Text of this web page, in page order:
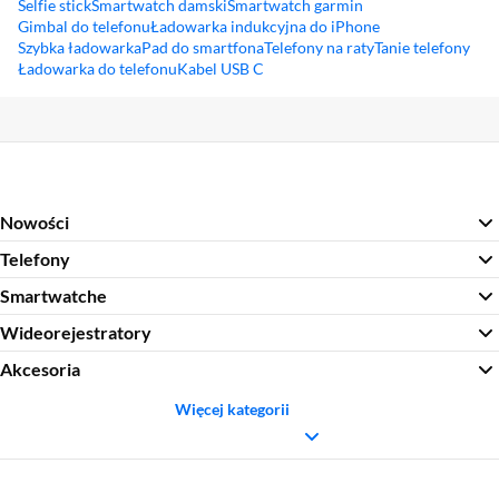
Selfie stickSmartwatch damskiSmartwatch garmin
Gimbal do telefonuŁadowarka indukcyjna do iPhone
Szybka ładowarkaPad do smartfonaTelefony na ratyTanie telefony
Ładowarka do telefonuKabel USB C
Nowości
Telefony
Smartwatche
Wideorejestratory
Akcesoria
Więcej kategorii